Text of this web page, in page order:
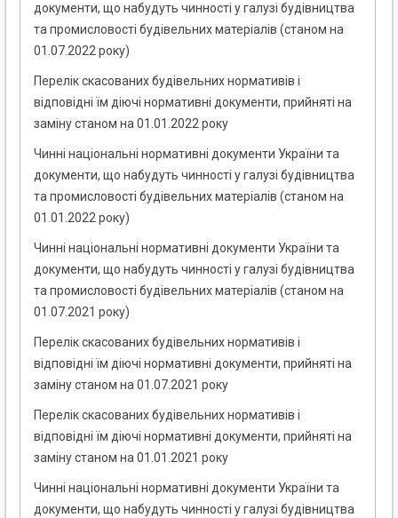
документи, що набудуть чинності у галузі будівництва
та промисловості будівельних матеріалів (станом на
01.07.2022 року)
Перелік скасованих будівельних нормативів і
відповідні їм діючі нормативні документи, прийняті на
заміну станом на 01.01.2022 року
Чинні національні нормативні документи України та
документи, що набудуть чинності у галузі будівництва
та промисловості будівельних матеріалів (станом на
01.01.2022 року)
Чинні національні нормативні документи України та
документи, що набудуть чинності у галузі будівництва
та промисловості будівельних матеріалів (станом на
01.07.2021 року)
Перелік скасованих будівельних нормативів і
відповідні їм діючі нормативні документи, прийняті на
заміну станом на 01.07.2021 року
Перелік скасованих будівельних нормативів і
відповідні їм діючі нормативні документи, прийняті на
заміну станом на 01.01.2021 року
Чинні національні нормативні документи України та
документи, що набудуть чинності у галузі будівництва